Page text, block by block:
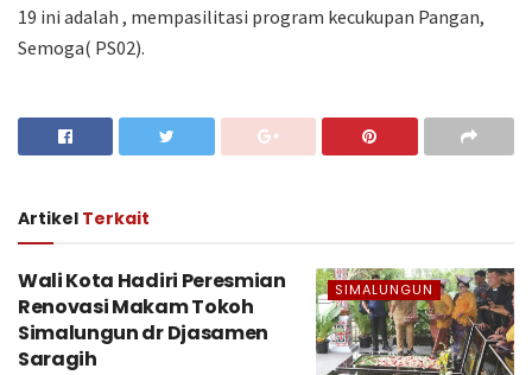
19 ini adalah , mempasilitasi program kecukupan Pangan,
Semoga( PS02).
Artikel Terkait
SIMALUNGUN
Wali Kota Hadiri Peresmian
Renovasi Makam Tokoh
Simalungun dr Djasamen
Saragih